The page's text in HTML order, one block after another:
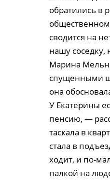
обратились в
общественном
сводится на
нашу соседку,
Марина
спущенными
она
У Екатерины
пенсию, —
таскала в
стала в
ходит, и по-
палкой на